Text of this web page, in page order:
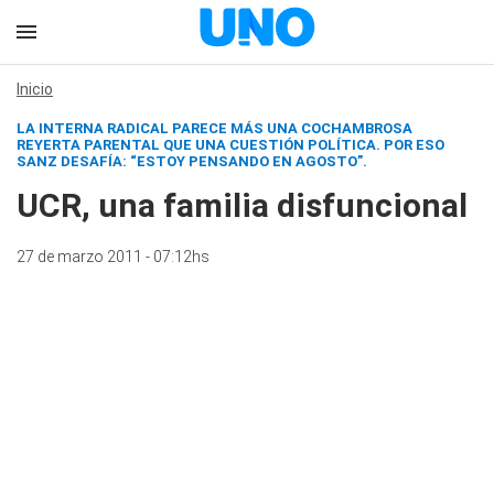
Inicio
LA INTERNA RADICAL PARECE MÁS UNA COCHAMBROSA
REYERTA PARENTAL QUE UNA CUESTIÓN POLÍTICA. POR ESO
SANZ DESAFÍA: “ESTOY PENSANDO EN AGOSTO”.
UCR, una familia disfuncional
27 de marzo 2011 - 07:12hs